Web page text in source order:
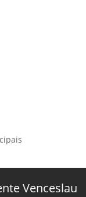
Venceslau